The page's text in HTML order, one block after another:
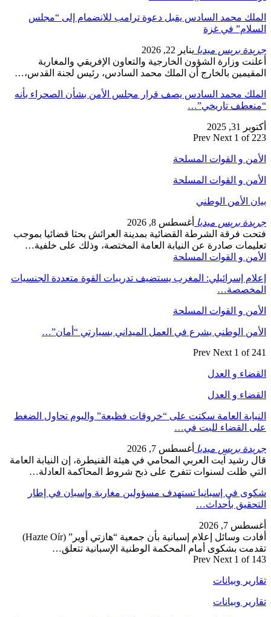
الملك محمد السادس يقبل دعوة ترامب للانضمام إلى “مجلس
السلام” في غزة
جريدة بريس ميديا يناير 22, 2026
أعلنت وزارة الشؤون الخارجية والتعاون الإفريقي والمغاربة
المقيمين بالخارج أن الملك محمد السادس، رئيس لجنة القدس،…
الملك محمد السادس يصف قرار مجلس الأمن بشأن الصحراء بأنه
“منعطف تاريخي”…
أكتوبر 31, 2025
Prev Next 1 of 223
الأمن و القوات المسلحة
الأمن و القوات المسلحة
بيان الأمن الوطني
جريدة بريس ميديا أغسطس 8, 2026
فتحت فرقة الشرطة القضائية بمدينة العرائش بحثا قضائيا بموجب
تعليمات صادرة عن النيابة العامة المختصة، وذلك على خلفية…
الأمن و القوات المسلحة
إعلام إسرائيلي: المغرب يستضيف تدريبات القوة متعددة الجنسيات
المخصصة…
الأمن و القوات المسلحة
الأمن الوطني يشرع في العمل الميداني بسيارتي “أمان”…
Prev Next 1 of 241
القضاء و العدل
القضاء و العدل
النيابة العامة سكتت على “خروقات فظيعة” واليوم تحاول الضغط
على القضاء للبت في…
جريدة بريس ميديا أغسطس 7, 2026
قال رشيد آيت العربي المحامي في هيئة القنيطرة، إن النيابة العامة
التي ظلت لسنوات تتفرج على ذبح شروط المحاكمة العادلة…
شكوى في إسبانيا تستهدف مسؤولين مغاربة وإسبان في إطار
التحقيق بأحداث…
أغسطس 7, 2026
أفادت وسائل إعلام إسبانية بأن جمعية “هازتي أوير” (Hazte Oír)
تقدمت بشكوى أمام المحكمة الوطنية الإسبانية تتعلق…
Prev Next 1 of 143
تقارير وبيانات
تقارير وبيانات